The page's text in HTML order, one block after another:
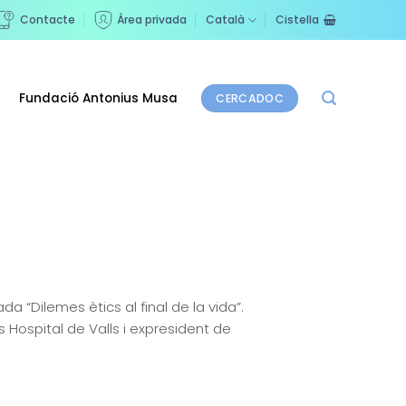
Contacte Àrea privada Català Cistella
Fundació Antonius Musa CERCADOC
“Dilemes ètics al final de la vida”.
Hospital de Valls i expresident de